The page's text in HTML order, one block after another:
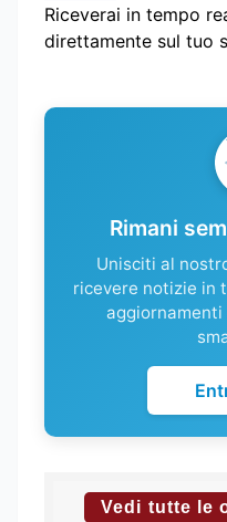
Riceverai in tempo
direttamente sul tuo
Rimani
Unisciti al
ricevere notizie in